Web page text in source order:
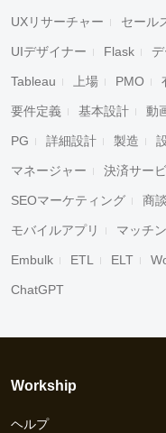
UXリサーチャー セール
UIデザイナー Flask
Tableau 上場 PMO
要件定義 基本設計 動
PG 詳細設計 製造
マネージャー 決済サー
SEOマーケティング 商談
モバイルアプリ マッチ
Embulk ETL ELT
ChatGPT
Workship
ヘルプ